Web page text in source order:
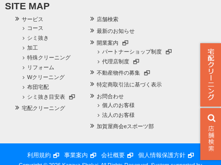
SITE MAP
サービス
コース
シミ抜き
加工
特殊クリーニング
リフォーム
Wクリーニング
布団宅配
シミ抜き目安表
宅配クリーニング
店舗検索
最新のお知らせ
開業案内
パートナーショップ制度
代理店制度
不動産物件の募集
特定商取引法に基づく表示
お問合わせ
個人のお客様
法人のお客様
加賀屋商会eスポーツ部
利用規約 事業案内 会社概要 個人情報保護方針